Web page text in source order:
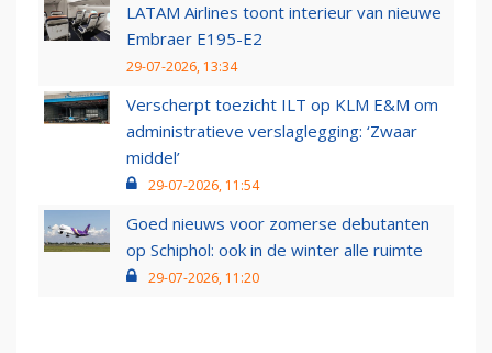
LATAM Airlines toont interieur van nieuwe
Embraer E195-E2
29-07-2026, 13:34
Verscherpt toezicht ILT op KLM E&M om
administratieve verslaglegging: ‘Zwaar
middel’
29-07-2026, 11:54
Goed nieuws voor zomerse debutanten
op Schiphol: ook in de winter alle ruimte
29-07-2026, 11:20